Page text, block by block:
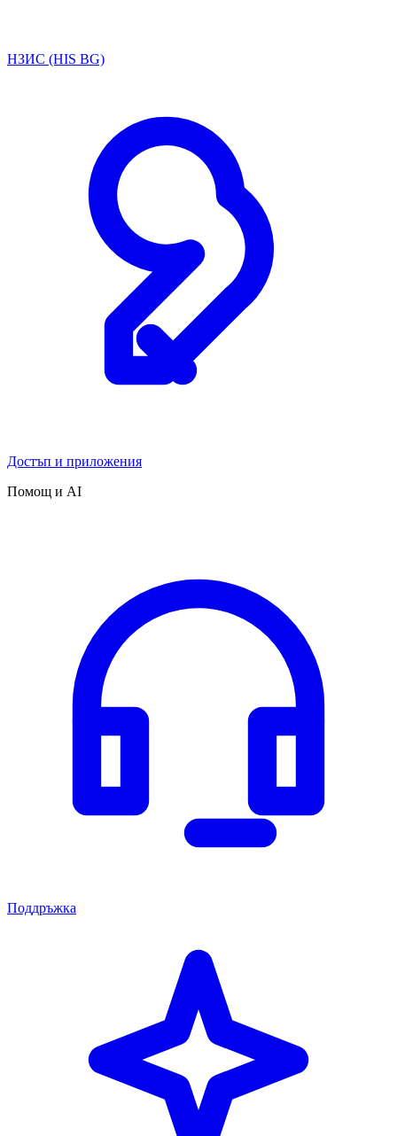
НЗИС (HIS BG)
Достъп и приложения
Помощ и AI
Поддръжка